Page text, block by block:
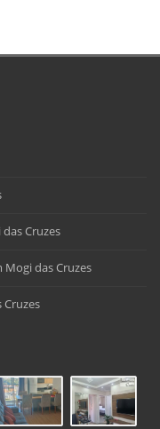
Cruzes
Mogi das Cruzes